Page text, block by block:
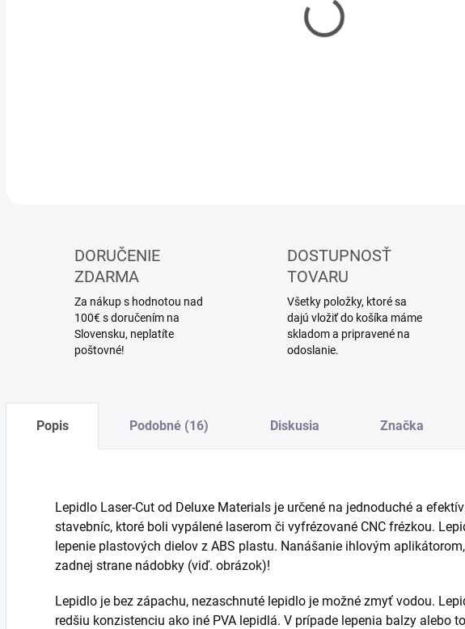
DORUČENIA
DORUČENIE
ZDARMA
Za nákup s hodnotou nad
100€ s doručením na
Slovensku, neplatíte
poštovné!
DOSTUPNOSŤ
TOVARU
Všetky položky, ktoré sa
dajú vložiť do košíka máme
skladom a pripravené na
odoslanie.
Popis Podobné (16) Diskusia Značka
Lepidlo Laser-Cut od Deluxe Materials je určené na jednoduché a
stavebníc, ktoré boli vypálené laserom či vyfrézované CNC frézkou.
lepenie plastových dielov z ABS plastu. Nanášanie ihlovým
zadnej strane nádobky (viď. obrázok)!
Lepidlo je bez zápachu, nezaschnuté lepidlo je možné zmyť vodou.
redšiu konzistenciu ako iné PVA lepidlá. V prípade lepenia balzy alebo